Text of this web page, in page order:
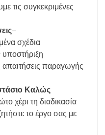
τις συγκεκριμένες
–
σχέδια
απαιτήσεις παραγωγής
Καλώς
χέρι τη διαδικασία
το έργο σας με